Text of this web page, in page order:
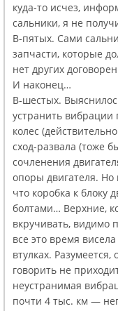
куда-то исчез,
сальники, я не
В-пятых. Сами
запчасти, которые
нет других
И наконец…
В-шестых.
устранить вибрации
колес
сход-развала (тоже
сочленения
опоры двигателя. Но
что коробка к блоку
болтами… Верхние,
вкручивать, видимо
все это время
втулках.
говорить не
неустранимая
почти 4 тыс. км —